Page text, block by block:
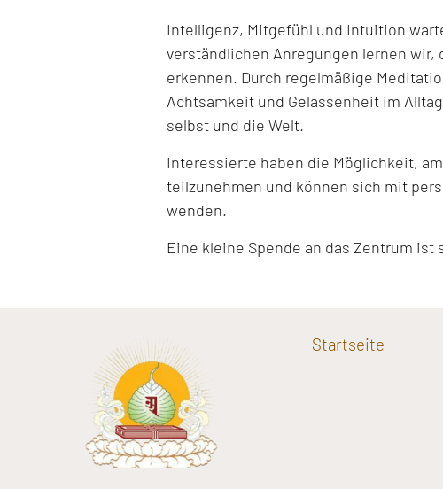
Intelligenz, Mitgefühl und Intuition
verständlichen Anregungen lernen
erkennen. Durch regelmäßige
Achtsamkeit und Gelassenheit im
selbst und die Welt.
Interessierte haben die Möglichkeit,
teilzunehmen und können sich mit
wenden.
Eine kleine Spende an das Zentrum ist
Startseite